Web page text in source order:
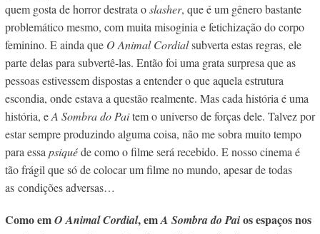
quem gosta de horror destrata oslasher, que é um gênero bastante
problemático mesmo, com muita misoginia e fetichização do corpo
feminino. E ainda que O Animal Cordialsubverta estas regras, ele
parte delas para subvertê-las. Então foi uma grata surpresa que as
pessoas estivessem dispostas a entender o que aquela estrutura
escondia, onde estava a questão realmente. Mas cada história é uma
história, eA Sombra do Paitem o universo de forças dele. Talvez por
estar sempre produzindo alguma coisa, não me sobra muito tempo
para essa psiquéde como o filme será recebido. E nosso cinema é
tão frágil que só de colocar um filme no mundo, apesar de todas
as condições adversas…
Como emO Animal Cordial, emA Sombra do Paios espaços nos